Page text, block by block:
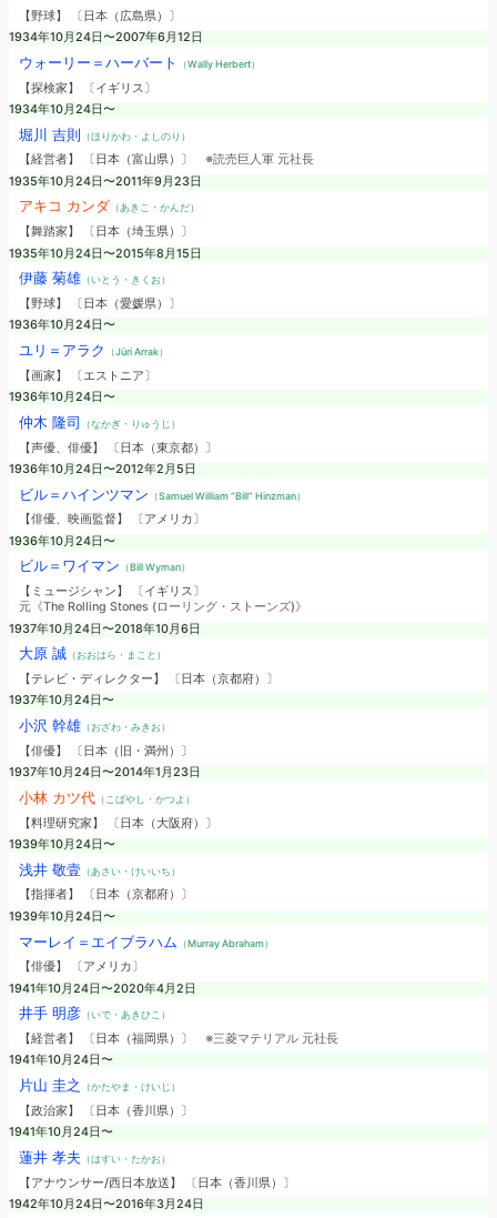
【野球】 〔日本（広島県）〕
1934年10月24日〜2007年6月12日
ウォーリー＝ハーバート （Wally Herbert）
【探検家】 〔イギリス〕
1934年10月24日〜
堀川 吉則 （ほりかわ・よしのり）
【経営者】 〔日本（富山県）〕 ※読売巨人軍 元社長
1935年10月24日〜2011年9月23日
アキコ カンダ （あきこ・かんだ）
【舞踏家】 〔日本（埼玉県）〕
1935年10月24日〜2015年8月15日
伊藤 菊雄（いとう・きくお）
【野球】 〔日本（愛媛県）〕
1936年10月24日〜
ユリ＝アラク （Jüri Arrak）
【画家】 〔エストニア〕
1936年10月24日〜
仲木 隆司 （なかぎ・りゅうじ）
【声優、俳優】 〔日本（東京都）〕
1936年10月24日〜2012年2月5日
ビル＝ハインツマン （Samuel William “Bill” Hinzman）
【俳優、映画監督】 〔アメリカ〕
1936年10月24日〜
ビル＝ワイマン （Bill Wyman）
【ミュージシャン】 〔イギリス〕
元《The Rolling Stones (ローリング・ストーンズ)》
1937年10月24日〜2018年10月6日
大原 誠（おおはら・まこと）
【テレビ・ディレクター】 〔日本（京都府）〕
1937年10月24日〜
小沢 幹雄（おざわ・みきお）
【俳優】 〔日本（旧・満州）〕
1937年10月24日〜2014年1月23日
小林 カツ代（こばやし・かつよ）
【料理研究家】 〔日本（大阪府）〕
1939年10月24日〜
浅井 敬壹（あさい・けいいち）
【指揮者】 〔日本（京都府）〕
1939年10月24日〜
マーレイ＝エイブラハム （Murray Abraham）
【俳優】 〔アメリカ〕
1941年10月24日〜2020年4月2日
井手 明彦（いで・あきひこ）
【経営者】 〔日本（福岡県）〕 ※三菱マテリアル 元社長
1941年10月24日〜
片山 圭之 （かたやま・けいじ）
【政治家】 〔日本（香川県）〕
1941年10月24日〜
蓮井 孝夫 （はすい・たかお）
【アナウンサー/西日本放送】 〔日本（香川県）〕
1942年10月24日〜2016年3月24日